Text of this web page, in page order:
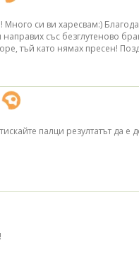
Много си ви харесвам:)
направих със безглутеново
тъй като нямах пресен!
палци резултатът да е